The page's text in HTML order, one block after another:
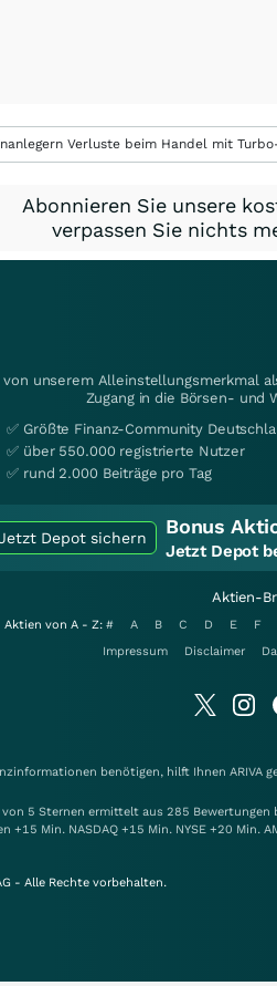
Verluste beim Handel mit
Abonnieren Sie unsere
verpassen Sie nichts
von unserem Alleinstellungsmerkmal
Zugang in die Börsen- und
✅ Größte Finanz-Community
✅ über 550.000 registrierte Nutzer
✅ rund 2.000 Beiträge pro Tag
Depot sichern Bonus
Jetzt Depot
Aktien-
Aktien von A - Z: # A B C D E F
Impressum
Disclaimer
benötigen, hilft Ihnen ARIVA
5 Sternen ermittelt aus 285 Bewertungen
Min. NASDAQ +15 Min. NYSE +20 Min.
- Alle Rechte vorbehalten.